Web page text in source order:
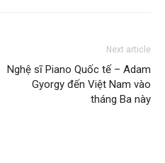
Next article
Nghệ sĩ Piano Quốc tế – Adam
Gyorgy đến Việt Nam vào
tháng Ba này